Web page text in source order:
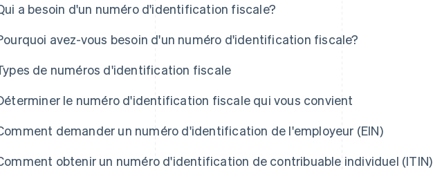
a besoin d'un numéro d'identification fiscale?
avez-vous besoin d'un numéro d'identification fiscale?
de numéros d'identification fiscale
le numéro d'identification fiscale qui vous convient
demander un numéro d'identification de l'employeur (EIN)
obtenir un numéro d'identification de contribuable individuel (ITIN)